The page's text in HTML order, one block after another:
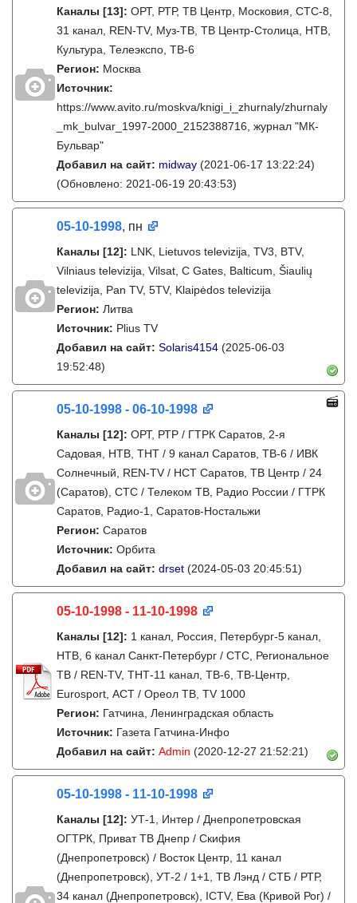
Каналы [13]: ОРТ, РТР, ТВ Центр, Московия, СТС-8,
31 канал, REN-TV, Муз-ТВ, ТВ Центр-Столица, НТВ,
Культура, Телеэкспо, ТВ-6
Регион: Москва
Источник:
https://www.avito.ru/moskva/knigi_i_zhurnaly/zhurnaly
_mk_bulvar_1997-2000_2152388716, журнал "МК-
Бульвар"
Добавил на сайт: midway (2021-06-17 13:22:24)
(Обновлено: 2021-06-19 20:43:53)
05-10-1998, пн
Каналы [12]: LNK, Lietuvos televizija, TV3, BTV,
Vilniaus televizija, Vilsat, C Gates, Balticum, Šiaulių
televizija, Pan TV, 5TV, Klaipėdos televizija
Регион: Литва
Источник: Plius TV
Добавил на сайт: Solaris4154 (2025-06-03
19:52:48)
05-10-1998 - 06-10-1998
Каналы [12]: ОРТ, РТР / ГТРК Саратов, 2-я
Садовая, НТВ, ТНТ / 9 канал Саратов, ТВ-6 / ИВК
Солнечный, REN-TV / НСТ Саратов, ТВ Центр / 24
(Саратов), СТС / Телеком ТВ, Радио России / ГТРК
Саратов, Радио-1, Саратов-Ностальжи
Регион: Саратов
Источник: Орбита
Добавил на сайт: drset (2024-05-03 20:45:51)
05-10-1998 - 11-10-1998
Каналы [12]: 1 канал, Россия, Петербург-5 канал,
НТВ, 6 канал Санкт-Петербург / СТС, Региональное
ТВ / REN-TV, ТНТ-11 канал, ТВ-6, ТВ-Центр,
Eurosport, АСТ / Ореол ТВ, TV 1000
Регион: Гатчина, Ленинградская область
Источник: Газета Гатчина-Инфо
Добавил на сайт: Admin (2020-12-27 21:52:21)
05-10-1998 - 11-10-1998
Каналы [12]: УТ-1, Интер / Днепропетровская
ОГТРК, Приват ТВ Днепр / Скифия
(Днепропетровск) / Восток Центр, 11 канал
(Днепропетровск), УТ-2 / 1+1, ТВ Лэнд / СТБ / РТР,
34 канал (Днепропетровск), ICTV, Ева (Кривой Рог) /